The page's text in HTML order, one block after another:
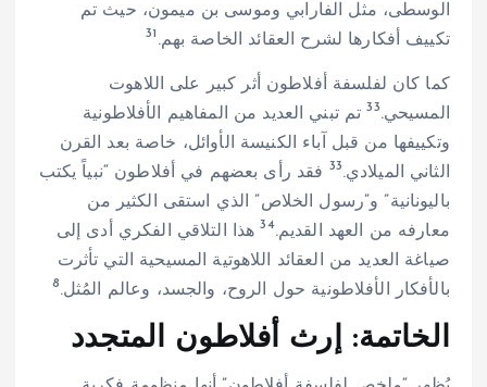
الوسطى، مثل الفارابي وموسى بن ميمون، حيث تم
تكييف أفكارها لشرح العقائد الخاصة بهم. 31
كما كان لفلسفة أفلاطون أثر كبير على اللاهوت
المسيحي.33تم تبني العديد من المفاهيم الأفلاطونية
وتكييفها من قبل آباء الكنيسة الأوائل، خاصة بعد القرن
الثاني الميلادي.33 فقد رأى بعضهم في أفلاطون “نبياً يكتب
باليونانية” و”رسول الخلاص” الذي استقى الكثير من
معارفه من العهد القديم.34هذا التلاقي الفكري أدى إلى
صياغة العديد من العقائد اللاهوتية المسيحية التي تأثرت
بالأفكار الأفلاطونية حول الروح، والجسد، وعالم المُثل.8
الخاتمة: إرث أفلاطون المتجدد